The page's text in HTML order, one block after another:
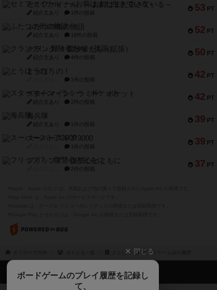
53 PT
セミファイナル ～お前はまだ生きている～
紹介文あり 1件の投稿
52 PT
ふたつの街の物語
紹介文あり 18件の投稿
50 PT
クランク! ：冒険者たち（拡張）
紹介文あり 4件の投稿
42 PT
とうほうの！
1件の投稿
42 PT
スターマイン・ラミー ポケット
紹介文あり 2件の投稿
39 PT
海兵隊
紹介文あり 1件の投稿
39 PT
スーパーストア3000
1件の投稿
37 PT
フリップ７：復讐心とともに
2件の投稿
さとし ボードゲーム会の履歴
閉じる
ボードゲームのプレイ履歴を記録し
て、
ボドゲーマTOP